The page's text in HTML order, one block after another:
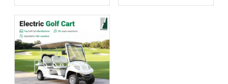
гольфа на заказ с
возможностью
экспорта по всему
миру
эксплуатация